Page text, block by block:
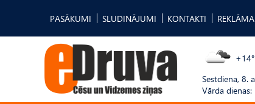
PASĀKUMI SLUDINĀJUMI KONTAKTI REKLĀMA
Sestdiena, 8.
Vārda dienas: